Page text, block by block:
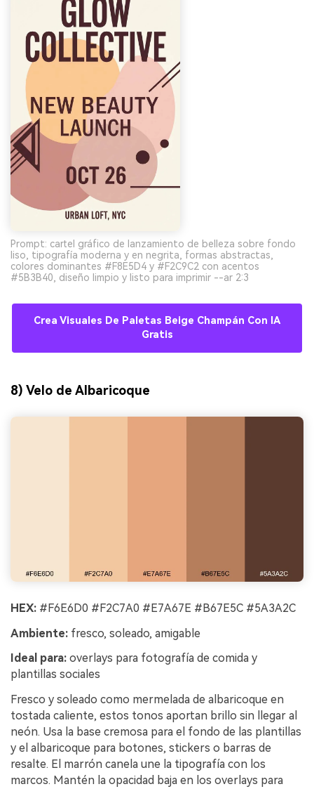
Prompt: cartel gráfico de lanzamiento de belleza sobre fondo
liso, tipografía moderna y en negrita, formas abstractas,
colores dominantes #F8E5D4 y #F2C9C2 con acentos
#5B3B40, diseño limpio y listo para imprimir --ar 2:3
Crea Visuales De Paletas Beige Champán Con IA
Gratis
8) Velo de Albaricoque
HEX: #F6E6D0 #F2C7A0 #E7A67E #B67E5C #5A3A2C
Ambiente: fresco, soleado, amigable
Ideal para: overlays para fotografía de comida y
plantillas sociales
Fresco y soleado como mermelada de albaricoque en
tostada caliente, estos tonos aportan brillo sin llegar al
neón. Usa la base cremosa para el fondo de las plantillas
y el albaricoque para botones, stickers o barras de
resalte. El marrón canela une la tipografía con los
marcos. Mantén la opacidad baja en los overlays para